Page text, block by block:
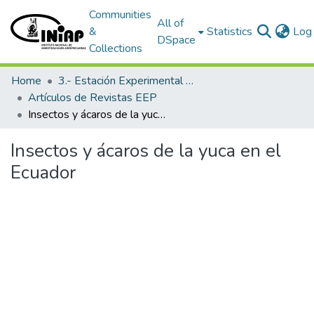
Communities
&
Collections
All of
DSpace
Statistics
Home
3.- Estación Experimental Portoviejo
Artículos de Revistas EEP
Insectos y ácaros de la yuca en el Ecuador
Insectos y ácaros de la yuca en el
Ecuador